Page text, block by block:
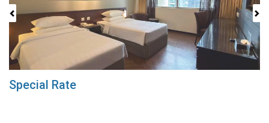
Special Rate